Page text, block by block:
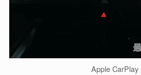
Apple CarPlay